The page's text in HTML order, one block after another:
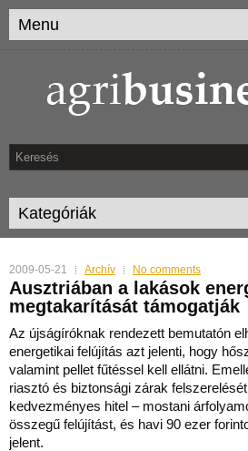
2009-05-21 Archív No comments
Ausztriában a lakások
megtakarítását támogatják
Az újságíróknak rendezett bemutatón
energetikai felújítás azt jelenti, hogy
valamint pellet fűtéssel kell ellátni.
riasztó és biztonsági zárak
kedvezményes hitel – mostani
összegű felújítást, és havi 90 ezer
jelent.